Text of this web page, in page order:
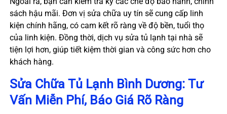
sách hậu mãi. Đơn vị sửa chữa uy tín sẽ cung cấp linh
kiện chính hãng, có cam kết rõ ràng về độ bền, tuổi thọ
của linh kiện. Đồng thời, dịch vụ sửa tủ lạnh tại nhà sẽ
tiện lợi hơn, giúp tiết kiệm thời gian và công sức hơn cho
khách hàng.
Sửa Chữa Tủ Lạnh Bình Dương: Tư
Vấn Miễn Phí, Báo Giá Rõ Ràng